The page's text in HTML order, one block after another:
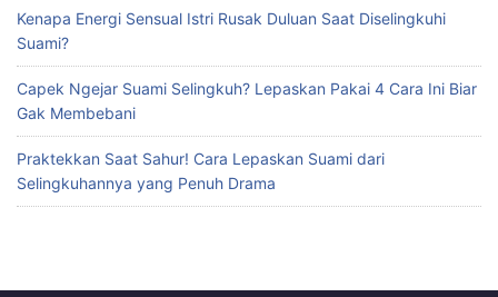
Kenapa Energi Sensual Istri Rusak Duluan Saat Diselingkuhi
Suami?
Capek Ngejar Suami Selingkuh? Lepaskan Pakai 4 Cara Ini Biar
Gak Membebani
Praktekkan Saat Sahur! Cara Lepaskan Suami dari
Selingkuhannya yang Penuh Drama